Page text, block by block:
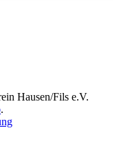
Hausen/Fils e.V.
.